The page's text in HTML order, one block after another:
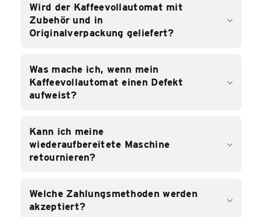
Wird der Kaffeevollautomat mit
Zubehör und in
Originalverpackung geliefert?
Was mache ich, wenn mein
Kaffeevollautomat einen Defekt
aufweist?
Kann ich meine
wiederaufbereitete Maschine
retournieren?
Welche Zahlungsmethoden werden
akzeptiert?